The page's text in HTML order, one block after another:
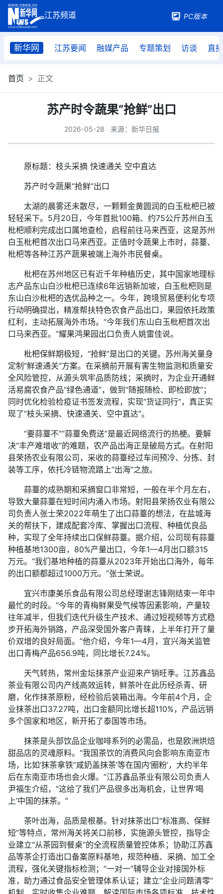
PC版本
新华网 江苏要闻 融媒产品 专题策划 访谈 直播
首页 正文
苏产时令蔬果“抢鲜”出口
2026-05-28 来源：新华日报
原标题：枝头采摘 快速通关 空中直达
苏产时令蔬果“抢鲜”出口
太湖的晨雾还未散尽，一颗颗金黄圆润的白玉枇杷已被
轻轻采下。5月20日，今年首批100箱、约75公斤苏州白玉
枇杷顺利完成出口属地查检，启程前往马来西亚，这是苏州
白玉枇杷首次出口马来西亚。正值时令蔬果上市时，蒜薹、
枇杷等各种江苏产蔬果被端上海外市民餐桌。
枇杷在苏州地区已有近千年种植历史，其中国家地理标
志产品东山白沙枇杷已连续6年远销新加坡，白玉枇杷则是
东山白沙枇杷的选优品种之一。今年，跨境贸易便利化专项
行动明确提出，精准帮扶特色农食产品出口，果园依托政策
红利，主动拓展海外市场。“今年我们东山白玉枇杷首次出
口马来西亚。”耀果鸿果园出口负责人姚雷佳说。
枇杷保鲜期极短，“抢鲜”是出口的关键。苏州海关量身
定制“鲜速通关”方案。在采摘前开展有害生物监测和质量安
全风险管控，从源头筑牢品质防线；采摘时，为企业开通鲜
活易腐农食产品“绿色通道”，做到“随报随检、即检即放”；
同时优化检验检疫证书签发流程，实现“货证同行”，真正实
现了“枝头采摘、快速通关、空中直达”。
“要蒜薹不”“蒜薹免费送”是最近网络流行的热梗。要解
决“丰产难增收”的难题，农产品出海正是破局方式。在射阳
县荣扬农业有限公司，采收的蒜薹经过车间预冷、分拣、封
装等工序，依托冷链物流踏上“出海”之旅。
蒜薹的成熟期和采摘窗口非常短，一般在半个月左右，
导致大量蒜薹在短时间内涌入市场。射阳县荣扬农业有限公
司负责人张士荣2022年萌生了出口蒜薹的想法，在盐城海
关的帮扶下，建成配套冷库、掌握出口流程、种植优良品
种，实现了全年持续出口保鲜蒜薹。据介绍，公司现有蒜薹
种植基地1300亩，80%产量出口，今年1—4月出口额315
万元。“我们基地种植的蒜薹从2023年开始出口海外，每年
的出口额都超过1000万元。”张士荣说。
宜兴市康美乐食品有限公司总经理谢志锋刚结束一年中
最忙的时段。“今年的青梅鲜果受气候等因素影响，产量较
往年减半，但我们迭代升级生产技术、通过短视频等方式稳
步开拓海外销路，产品深受国外客户青睐，上半年打开了量
价双增的良好局面。”他介绍，今年1—4月，宜兴海关监管
出口青梅产品656.9吨，同比增长7.24%。
天气转热，常州金坛抹茶产业迎来产销旺季。江苏鑫品
茶业有限公司内产线高效运转，鲜茶叶在此历经杀青、研
磨，化作抹茶原粉，经检验后装箱出海。今年前4个月，企
业抹茶出口37.27吨，出口金额同比增长超110%，产品远销
多个国家和地区，新开拓了泰国等市场。
抹茶是头部饮品企业咖啡系列的必需品，也是欧洲烘焙
甜品店的灵魂原料。“我国茶饮的消费风向会影响东南亚市
场，比如‘抹茶拿铁’‘咸奶盖抹茶’等在国内‘圈粉’，大约半年
后在东南亚市场也会火爆。”江苏鑫品茶业有限公司负责人
尹福生介绍，“这给了我们产品很多出海机会，让世界‘喝
上’中国的抹茶。”
茶叶出海，品质是根基。针对抹茶出口“标准高、保鲜
短”等特点，常州海关将关口前移，实施源头管控，指导企
业建立“从茶园到餐桌”的全流程质量管控体系；协助江苏鑫
品等茶企打造出口备案原料基地，规范种植、采摘、加工全
流程，强化关键指标检测；“一对一”辅导企业对接国外标
准，助力通过食品安全管理体系认证；建立“企业问题清零”